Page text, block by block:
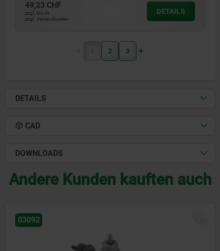
49,23 CHF
zzgl. MwSt.
zzgl. Versandkosten
DETAILS
1 2 3
DETAILS
CAD
DOWNLOADS
Andere Kunden kauften auch
03096